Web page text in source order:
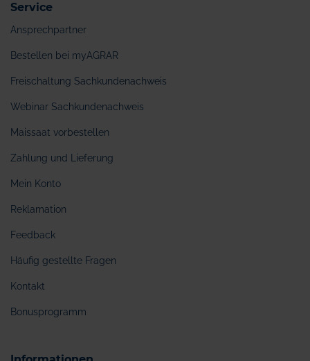
Service
Ansprechpartner
Bestellen bei myAGRAR
Freischaltung Sachkundenachweis
Webinar Sachkundenachweis
Maissaat vorbestellen
Zahlung und Lieferung
Mein Konto
Reklamation
Feedback
Häufig gestellte Fragen
Kontakt
Bonusprogramm